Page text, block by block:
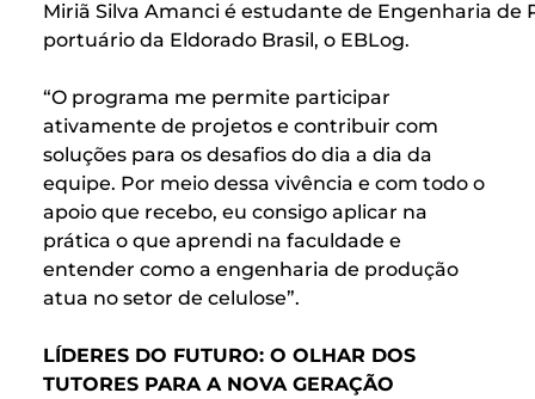
Miriã Silva Amanci é estudante de Engenharia
portuário da Eldorado Brasil, o EBLog.
“O programa me permite participar
ativamente de projetos e contribuir com
soluções para os desafios do dia a dia da
equipe. Por meio dessa vivência e com todo o
apoio que recebo, eu consigo aplicar na
prática o que aprendi na faculdade e
entender como a engenharia de produção
atua no setor de celulose”.
LÍDERES DO FUTURO: O OLHAR DOS
TUTORES PARA A NOVA GERAÇÃO